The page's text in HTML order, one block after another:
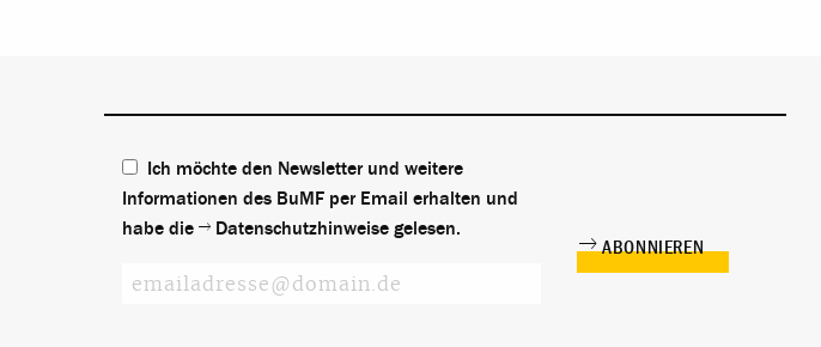
Ich möchte den Newsletter und weitere
Informationen des BuMF per Email erhalten und
habe die
Datenschutzhinweise gelesen.